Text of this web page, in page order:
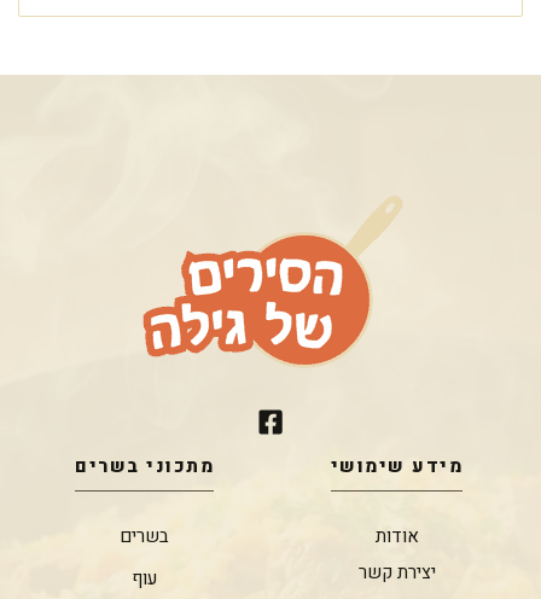
מידע שימושי
אודות
יצירת קשר
מתכוני בשרים
בשרים
עוף